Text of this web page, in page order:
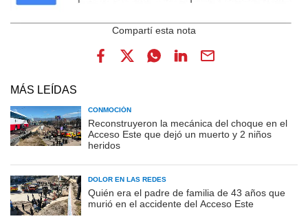
MÁS LEÍDAS
CONMOCIÓN
Reconstruyeron la mecánica del choque en el
Acceso Este que dejó un muerto y 2 niños
heridos
DOLOR EN LAS REDES
Quién era el padre de familia de 43 años que
murió en el accidente del Acceso Este